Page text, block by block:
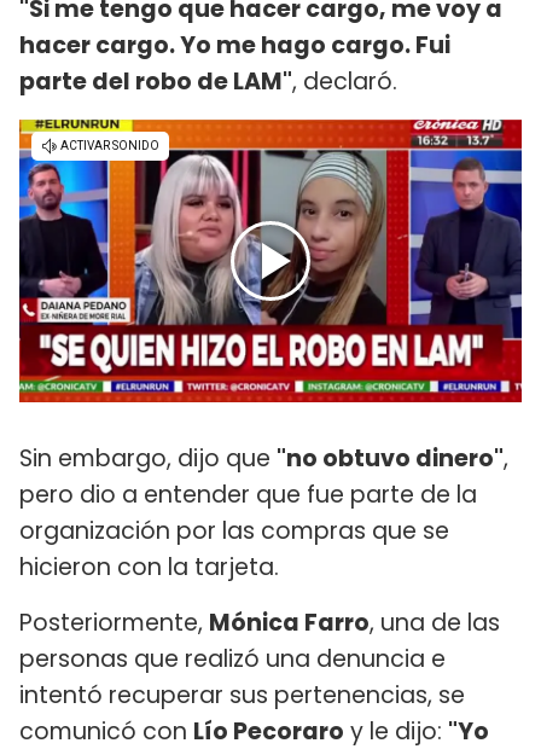
"Si me tengo que hacer cargo, me voy a
hacer cargo. Yo me hago cargo. Fui
parte del robo de LAM", declaró.
Sin embargo, dijo que "no obtuvo dinero",
pero dio a entender que fue parte de la
organización por las compras que se
hicieron con la tarjeta.
Posteriormente, Mónica Farro, una de las
personas que realizó una denuncia e
intentó recuperar sus pertenencias, se
comunicó con Lío Pecoraro y le dijo: "Yo